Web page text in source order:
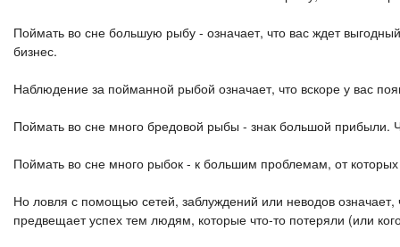
Поймать во сне большую рыбу - означает, что вас ждет
бизнес.
Наблюдение за пойманной рыбой означает, что вскоре у вас
Поймать во сне много бредовой рыбы - знак большой прибыли.
Поймать во сне много рыбок - к большим проблемам, от
Но ловля с помощью сетей, заблуждений или неводов
предвещает успех тем людям, которые что-то потеряли (или